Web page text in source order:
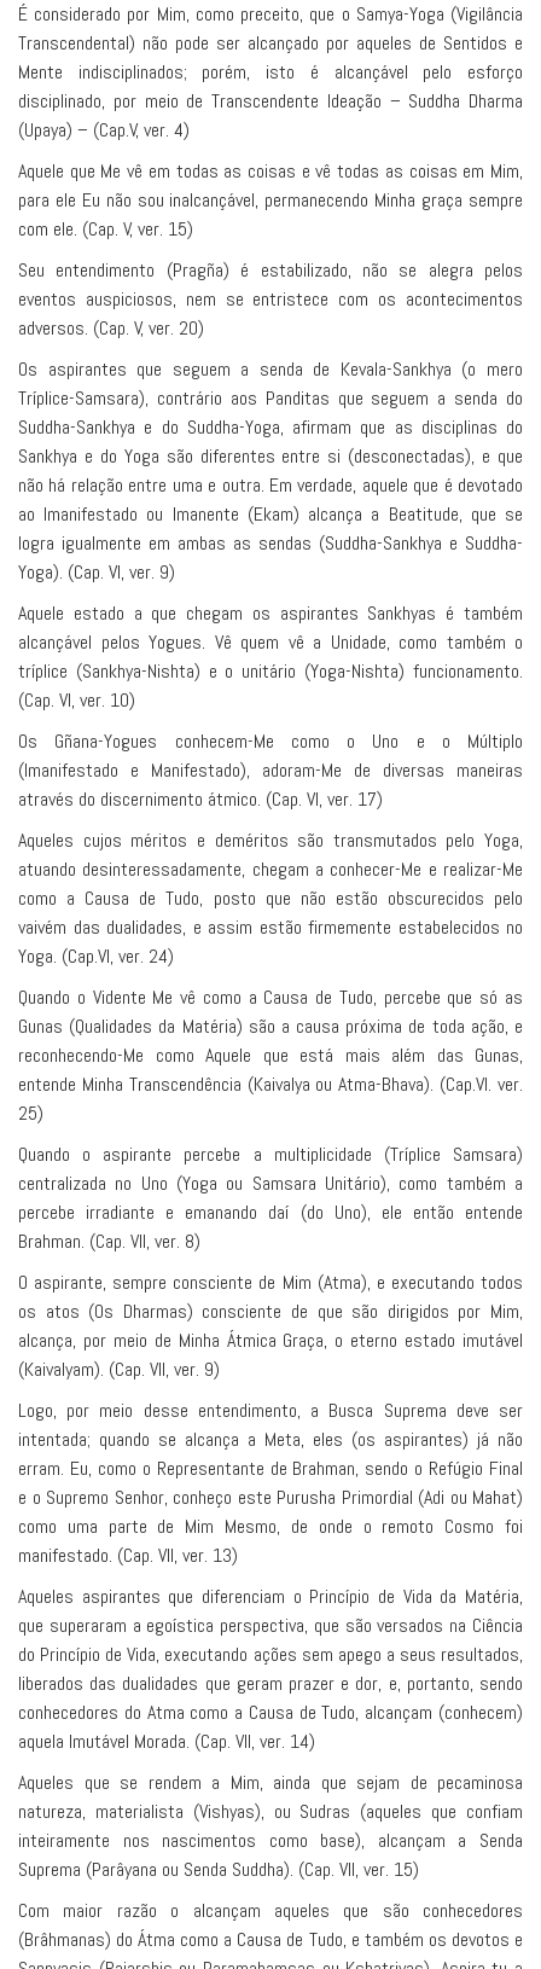
É considerado por Mim, como preceito, que o Samya-Yoga (Vigilância
Transcendental) não pode ser alcançado por aqueles de Sentidos e
Mente indisciplinados; porém, isto é alcançável pelo esforço
disciplinado, por meio de Transcendente Ideação – Suddha Dharma
(Upaya) – (Cap.V, ver. 4)
Aquele que Me vê em todas as coisas e vê todas as coisas em Mim,
para ele Eu não sou inalcançável, permanecendo Minha graça sempre
com ele. (Cap. V, ver. 15)
Seu entendimento (Pragña) é estabilizado, não se alegra pelos
eventos auspiciosos, nem se entristece com os acontecimentos
adversos. (Cap. V, ver. 20)
Os aspirantes que seguem a senda de Kevala-Sankhya (o mero
Tríplice-Samsara), contrário aos Panditas que seguem a senda do
Suddha-Sankhya e do Suddha-Yoga, afirmam que as disciplinas do
Sankhya e do Yoga são diferentes entre si (desconectadas), e que
não há relação entre uma e outra. Em verdade, aquele que é devotado
ao Imanifestado ou Imanente (Ekam) alcança a Beatitude, que se
logra igualmente em ambas as sendas (Suddha-Sankhya e Suddha-
Yoga). (Cap. VI, ver. 9)
Aquele estado a que chegam os aspirantes Sankhyas é também
alcançável pelos Yogues. Vê quem vê a Unidade, como também o
tríplice (Sankhya-Nishta) e o unitário (Yoga-Nishta) funcionamento.
(Cap. VI, ver. 10)
Os Gñana-Yogues conhecem-Me como o Uno e o Múltiplo
(Imanifestado e Manifestado), adoram-Me de diversas maneiras
através do discernimento átmico. (Cap. VI, ver. 17)
Aqueles cujos méritos e deméritos são transmutados pelo Yoga,
atuando desinteressadamente, chegam a conhecer-Me e realizar-Me
como a Causa de Tudo, posto que não estão obscurecidos pelo
vaivém das dualidades, e assim estão firmemente estabelecidos no
Yoga. (Cap.VI, ver. 24)
Quando o Vidente Me vê como a Causa de Tudo, percebe que só as
Gunas (Qualidades da Matéria) são a causa próxima de toda ação, e
reconhecendo-Me como Aquele que está mais além das Gunas,
entende Minha Transcendência (Kaivalya ou Atma-Bhava). (Cap.VI. ver.
25)
Quando o aspirante percebe a multiplicidade (Tríplice Samsara)
centralizada no Uno (Yoga ou Samsara Unitário), como também a
percebe irradiante e emanando daí (do Uno), ele então entende
Brahman. (Cap. VII, ver. 8)
O aspirante, sempre consciente de Mim (Atma), e executando todos
os atos (Os Dharmas) consciente de que são dirigidos por Mim,
alcança, por meio de Minha Átmica Graça, o eterno estado imutável
(Kaivalyam). (Cap. VII, ver. 9)
Logo, por meio desse entendimento, a Busca Suprema deve ser
intentada; quando se alcança a Meta, eles (os aspirantes) já não
erram. Eu, como o Representante de Brahman, sendo o Refúgio Final
e o Supremo Senhor, conheço este Purusha Primordial (Adi ou Mahat)
como uma parte de Mim Mesmo, de onde o remoto Cosmo foi
manifestado. (Cap. VII, ver. 13)
Aqueles aspirantes que diferenciam o Princípio de Vida da Matéria,
que superaram a egoística perspectiva, que são versados na Ciência
do Princípio de Vida, executando ações sem apego a seus resultados,
liberados das dualidades que geram prazer e dor, e, portanto, sendo
conhecedores do Atma como a Causa de Tudo, alcançam (conhecem)
aquela Imutável Morada. (Cap. VII, ver. 14)
Aqueles que se rendem a Mim, ainda que sejam de pecaminosa
natureza, materialista (Vishyas), ou Sudras (aqueles que confiam
inteiramente nos nascimentos como base), alcançam a Senda
Suprema (Parâyana ou Senda Suddha). (Cap. VII, ver. 15)
Com maior razão o alcançam aqueles que são conhecedores
(Brâhmanas) do Átma como a Causa de Tudo, e também os devotos e